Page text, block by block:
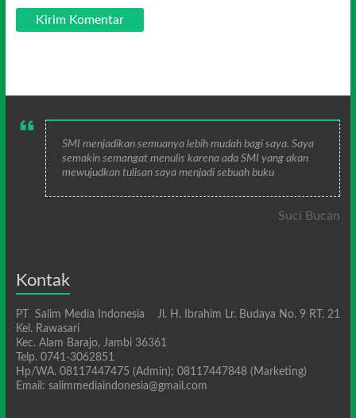
SMI menjadikan semuanya lebih mudah bagi saya. Saya
semakin semangat menulis karena ada SMI yang akan
mewujudkan tulisan saya menjadi sebuah buku
Suci Bucan
Kontak
PT Salim Media Indonesia Jl. H. Ibrahim Lr. Budaya No. 9 RT. 21
Kel. Rawasari
Kec. Alam Barajo, Jambi 36361
Telp. 0741-3062851
Hp/WA. 08117447475 (Admin); 08117447848 (Marketing)
Email: salimmediaindonesia@gmail.com